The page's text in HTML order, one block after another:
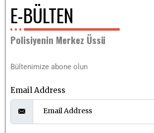
E-BÜLTEN
Polisiyenin Merkez Üssü
Bültenimize abone olun
Email Address